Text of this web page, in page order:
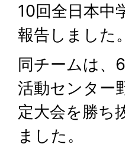
10回全日本中
報告しました。
同チームは、
活動センター
定大会を勝ち
ました。